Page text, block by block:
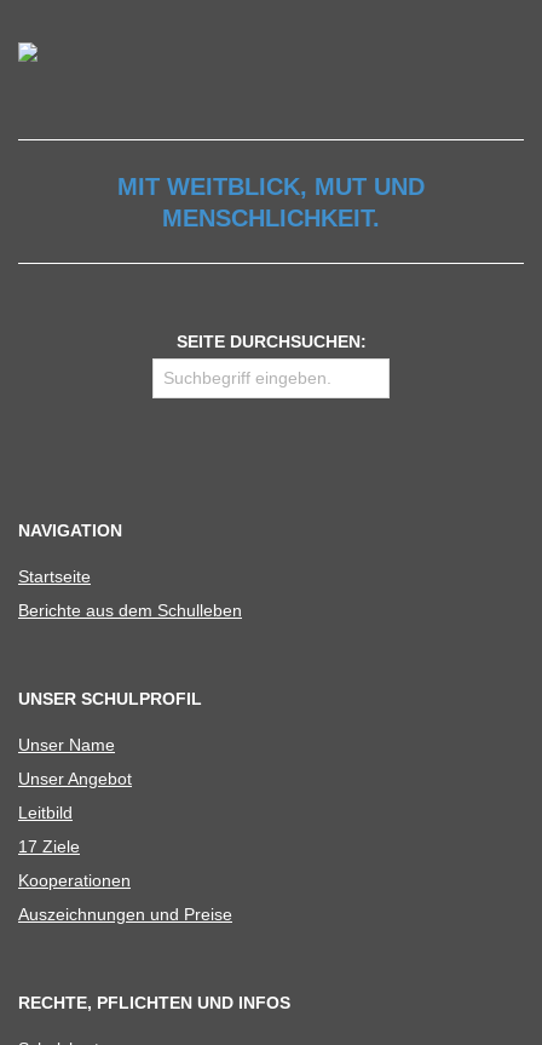
MIT WEITBLICK, MUT UND
MENSCHLICHKEIT.
SEITE DURCHSUCHEN:
NAVIGATION
Start­seite
Berichte aus dem Schulleben
UNSER SCHULPROFIL
Unser Name
Unser Ange­bot
Leit­bild
17 Ziele
Koope­ra­tio­nen
Aus­zeich­nun­gen und Preise
RECHTE, PFLICHTEN UND INFOS